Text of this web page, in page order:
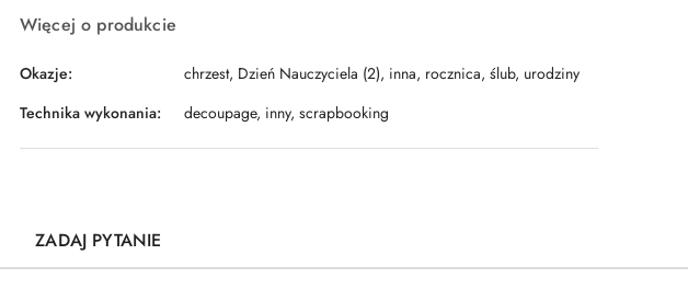
Więcej o produkcie
Okazje:
chrzest, Dzień Nauczyciela (2), inna, rocznica, ślub, urodziny
Technika wykonania:
decoupage, inny, scrapbooking
ZADAJ PYTANIE